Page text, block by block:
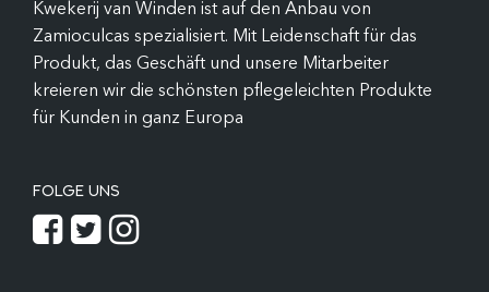
Kwekerij van Winden ist auf den Anbau von
Zamioculcas spezialisiert. Mit Leidenschaft für das
Produkt, das Geschäft und unsere Mitarbeiter
kreieren wir die schönsten pflegeleichten Produkte
für Kunden in ganz Europa
FOLGE UNS